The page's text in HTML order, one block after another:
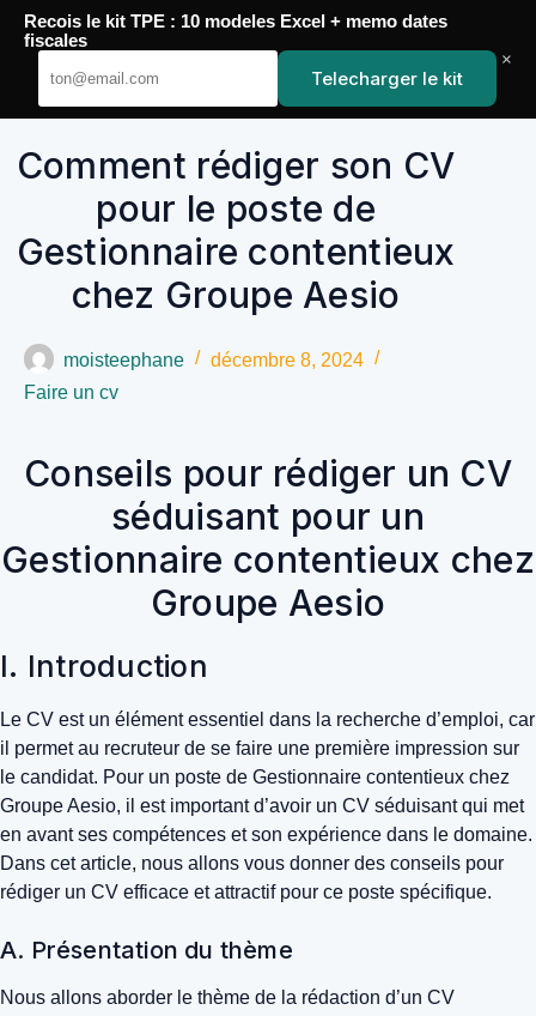
contenu
YoupiJobs
Comment rédiger son CV
pour le poste de
Gestionnaire contentieux
chez Groupe Aesio
moisteephane
décembre 8, 2024
Faire un cv
Conseils pour rédiger un CV
séduisant pour un
Gestionnaire contentieux chez
Groupe Aesio
I. Introduction
Le CV est un élément essentiel dans la recherche d’emploi, car
il permet au recruteur de se faire une première impression sur
le candidat. Pour un poste de Gestionnaire contentieux chez
Groupe Aesio, il est important d’avoir un CV séduisant qui met
en avant ses compétences et son expérience dans le domaine.
Dans cet article, nous allons vous donner des conseils pour
rédiger un CV efficace et attractif pour ce poste spécifique.
A. Présentation du thème
Nous allons aborder le thème de la rédaction d’un CV
Recois le kit TPE : 10 modeles Excel + memo dates
fiscales
Telecharger le kit
×